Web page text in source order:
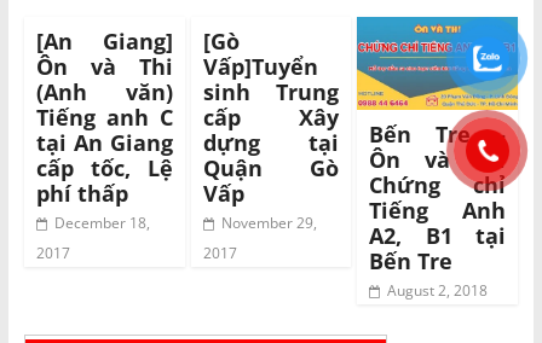
[An Giang]
Ôn và Thi
(Anh văn)
Tiếng anh C
tại An Giang
cấp tốc, Lệ
phí thấp
December 18,
2017
[Gò
Vấp]Tuyển
sinh Trung
cấp Xây
dựng tại
Quận Gò
Vấp
November 29,
2017
Bến Tre –
Ôn và thi
Chứng chỉ
Tiếng Anh
A2, B1 tại
Bến Tre
August 2, 2018